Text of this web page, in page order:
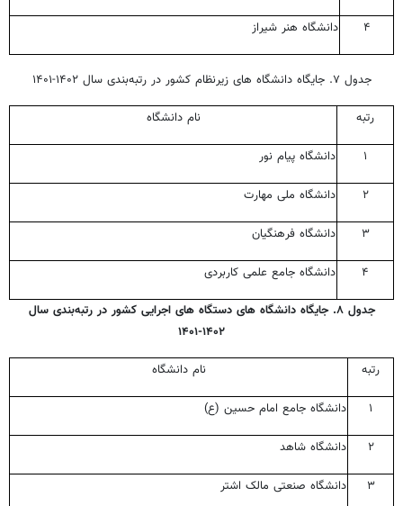
۴ دانشگاه هنر شیراز
جدول ۷. جایگاه دانشگاه های زیرنظام کشور در رتبه‌بندی سال ۱۴۰۲-۱۴۰۱
رتبه نام دانشگاه
۱ دانشگاه پیام نور
۲ دانشگاه ملی مهارت
۳ دانشگاه فرهنگیان
۴ دانشگاه جامع علمی کاربردی
جدول ۸. جایگاه دانشگاه های دستگاه های اجرایی کشور در رتبه‌بندی سال
۱۴۰۲-۱۴۰۱
رتبه نام دانشگاه
۱ دانشگاه جامع امام حسین (ع)
۲ دانشگاه شاهد
۳ دانشگاه صنعتی مالک اشتر